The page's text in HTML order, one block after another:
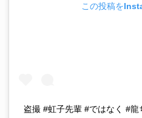
この投稿を
盗撮 #虹子先輩 #ではなく #